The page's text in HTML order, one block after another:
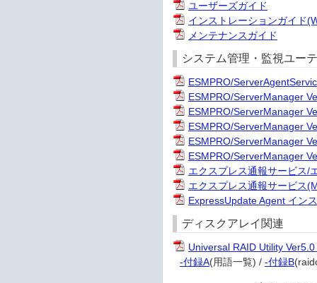
ユーザーズガイド
インストレーションガイド
メンテナンスガイド
システム管理・監視ユー
ESMPRO/
ESMPRO/ServerManager
ESMPRO/ServerManager
ESMPRO/ServerManager
ESMPRO/ServerManager
ESMPRO/ServerManager
エクスプレス通報サービス/
エクスプレス通報サービス
ExpressUpdate Agent イン
ディスクアレイ関連
Universal RAID Utility
-付録A(用語一覧) /-付録B